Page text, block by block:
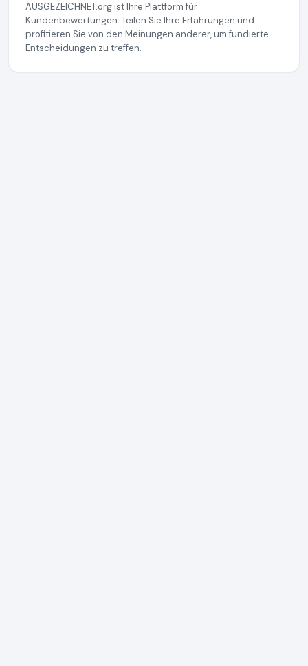
AUSGEZEICHNET.org ist Ihre Plattform für
Kundenbewertungen. Teilen Sie Ihre Erfahrungen und
profitieren Sie von den Meinungen anderer, um fundierte
Entscheidungen zu treffen.